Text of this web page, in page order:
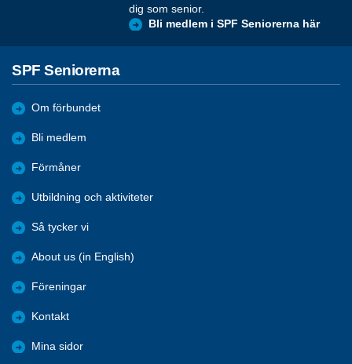
dig som senior.
Bli medlem i SPF Seniorerna här
SPF Seniorerna
Om förbundet
Bli medlem
Förmåner
Utbildning och aktiviteter
Så tycker vi
About us (in English)
Föreningar
Kontakt
Mina sidor